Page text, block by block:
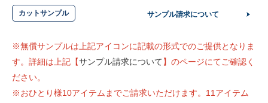
カットサンプル サンプル請求について
※無償サンプルは上記アイコンに記載の形式でのご提供となりま
す。詳細は上記【サンプル請求について】のページにてご確認く
ださい。
※おひとり様10アイテムまでご請求いただけます。11アイテム